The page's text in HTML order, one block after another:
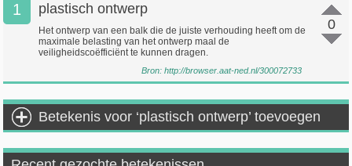
1
0
plastisch ontwerp
Het ontwerp van een balk die de juiste verhouding heeft om de
maximale belasting van het ontwerp maal de
veiligheidscoëfficiënt te kunnen dragen.
Bron: http://browser.aat-ned.nl/300072733
Betekenis voor ‘plastisch ontwerp’ toevoegen